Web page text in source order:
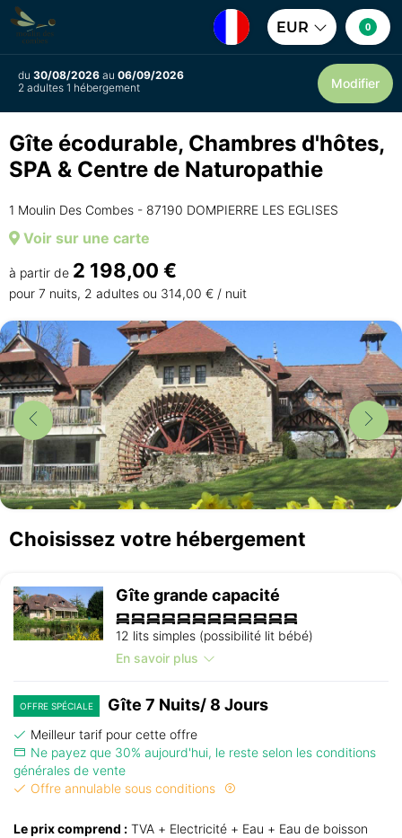
EUR 0
du 30/08/2026 au 06/09/2026
2 adultes 1 hébergement
Modifier
Gîte écodurable, Chambres d'hôtes,
SPA & Centre de Naturopathie
1 Moulin Des Combes - 87190 DOMPIERRE LES EGLISES
Voir sur une carte
à partir de 2 198,00 €
pour 7 nuits, 2 adultes ou 314,00 € / nuit
Choisissez votre hébergement
Gîte grande capacité
12 lits simples (possibilité lit bébé)
En savoir plus
OFFRE SPÉCIALE Gîte 7 Nuits/ 8 Jours
Meilleur tarif pour cette offre
Ne payez que 30% aujourd'hui, le reste selon les conditions
générales de vente
Offre annulable sous conditions
Le prix comprend : TVA + Electricité + Eau + Eau de boisson